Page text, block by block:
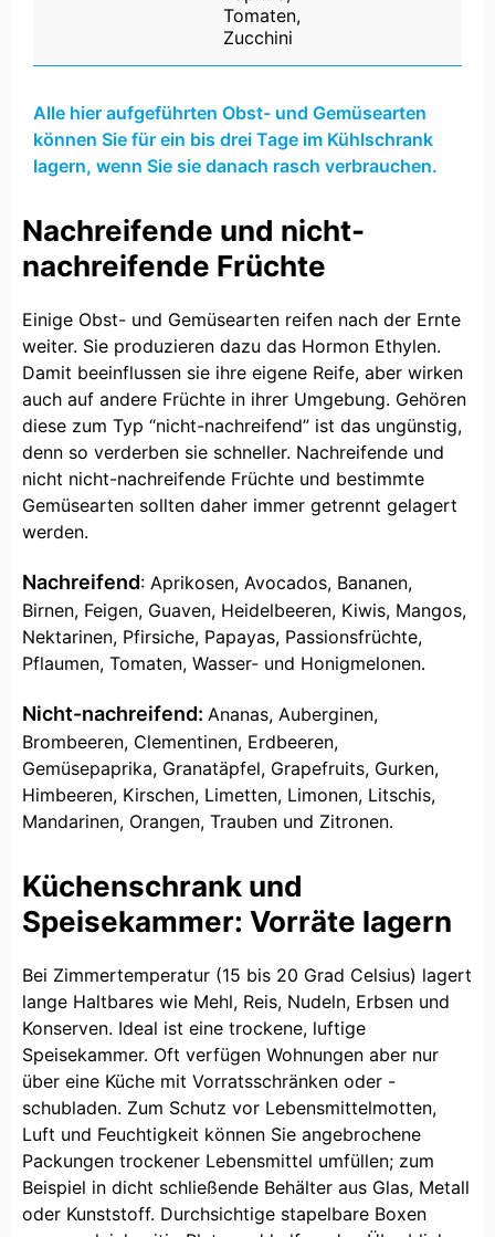
Tomaten,
Zucchini
Alle hier aufgeführten Obst- und Gemüsearten
können Sie für ein bis drei Tage im Kühlschrank
lagern, wenn Sie sie danach rasch verbrauchen.
Nachreifende und nicht-
nachreifende Früchte
Einige Obst- und Gemüsearten reifen nach der Ernte
weiter. Sie produzieren dazu das Hormon Ethylen.
Damit beeinflussen sie ihre eigene Reife, aber wirken
auch auf andere Früchte in ihrer Umgebung. Gehören
diese zum Typ “nicht-nachreifend” ist das ungünstig,
denn so verderben sie schneller. Nachreifende und
nicht nicht-nachreifende Früchte und bestimmte
Gemüsearten sollten daher immer getrennt gelagert
werden.
Nachreifend: Aprikosen, Avocados, Bananen,
Birnen, Feigen, Guaven, Heidelbeeren, Kiwis, Mangos,
Nektarinen, Pfirsiche, Papayas, Passionsfrüchte,
Pflaumen, Tomaten, Wasser- und Honigmelonen.
Nicht-nachreifend: Ananas, Auberginen,
Brombeeren, Clementinen, Erdbeeren,
Gemüsepaprika, Granatäpfel, Grapefruits, Gurken,
Himbeeren, Kirschen, Limetten, Limonen, Litschis,
Mandarinen, Orangen, Trauben und Zitronen.
Küchenschrank und
Speisekammer: Vorräte lagern
Bei Zimmertemperatur (15 bis 20 Grad Celsius) lagert
lange Haltbares wie Mehl, Reis, Nudeln, Erbsen und
Konserven. Ideal ist eine trockene, luftige
Speisekammer. Oft verfügen Wohnungen aber nur
über eine Küche mit Vorratsschränken oder -
schubladen. Zum Schutz vor Lebensmittelmotten,
Luft und Feuchtigkeit können Sie angebrochene
Packungen trockener Lebensmittel umfüllen; zum
Beispiel in dicht schließende Behälter aus Glas, Metall
oder Kunststoff. Durchsichtige stapelbare Boxen